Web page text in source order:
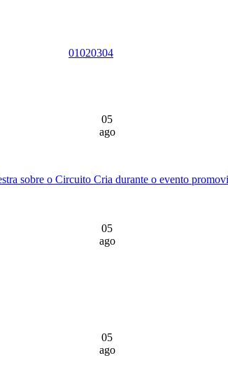
01020304
05
ago
sobre o Circuito Cria durante o evento
05
ago
05
ago